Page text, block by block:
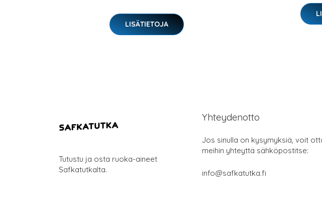
LISÄTIETOJA
Tutustu ja osta ruoka-aineet
Safkatutkalta.
Yhteydenotto
Jos sinulla on kysymyksiä, voit
meihin yhteyttä sähköpostitse:
info@safkatutka.fi